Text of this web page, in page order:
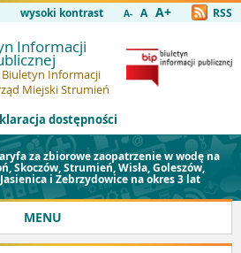
wysoki kontrast A- A A+ RSS
Informacji
Informacji
Miejski Strumień
dostępności
za zbiorowe zaopatrzenie w wodę na
Skoczów, Strumień, Wisła, Goleszów,
i Zebrzydowice na okres 3 lat
MENU